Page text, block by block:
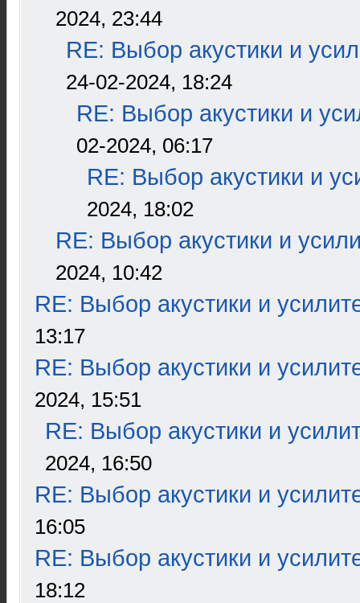
2024, 23:44
RE: Выбор акустики и
24-02-2024, 18:24
RE: Выбор акустики и
02-2024, 06:17
RE: Выбор акустики и
2024, 18:02
RE: Выбор акустики и
2024, 10:42
RE: Выбор акустики и
13:17
RE: Выбор акустики и
2024, 15:51
RE: Выбор акустики и
2024, 16:50
RE: Выбор акустики и
16:05
RE: Выбор акустики и
18:12